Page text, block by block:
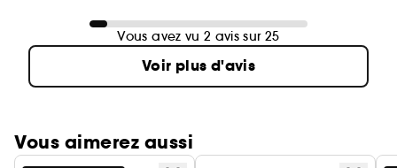
Vous avez vu 2 avis sur 25
Voir plus d'avis
Vous aimerez aussi